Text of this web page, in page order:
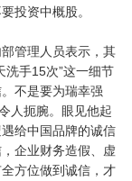
投资中概股。
管理人员表示，其
洗手15次”这一细节
不是要为瑞幸强
人扼腕。眼见他起
给中国品牌的诚信
企业财务造假、虚
方位做到诚信，才